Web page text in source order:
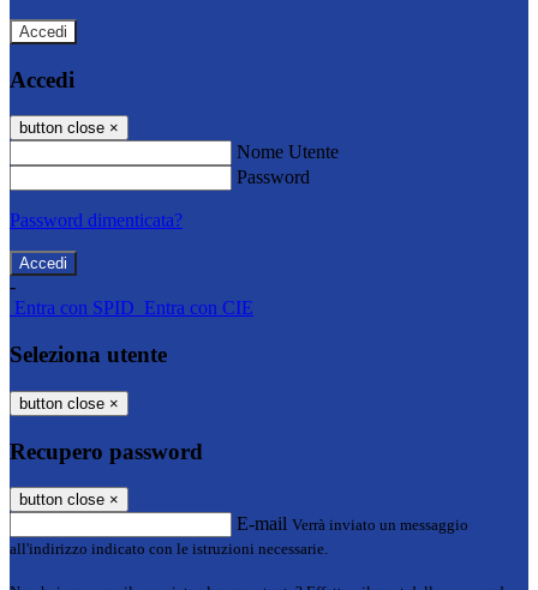
Accedi
Accedi
button close ×
Nome Utente
Password
Password dimenticata?
-
Entra con SPID Entra con CIE
Seleziona utente
button close ×
Recupero password
button close ×
E-mail Verrà inviato un messaggio
all'indirizzo indicato con le istruzioni necessarie.